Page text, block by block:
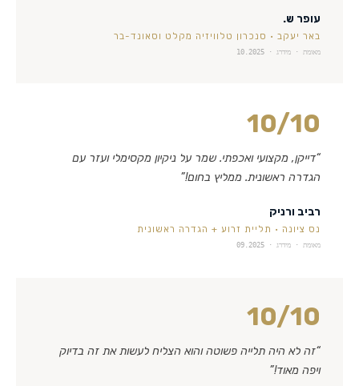
עופר ש.
באר יעקב · סנכרון טלוויזיה מקלט וסאונד-בר
מאומת · מידרג · 10.2025
10/10
“דייקן, מקצועי ואכפתי. שמר על ניקיון מקסימלי ועזר עם
הגדרה ראשונית. ממליץ בחום!”
רביב ורניק
נס ציונה · תליית זרוע + הגדרה ראשונית
מאומת · מידרג · 09.2025
10/10
“זה לא היה תלייה פשוטה והוא הצליח לעשות את זה בדיוק
ויפה מאוד!”